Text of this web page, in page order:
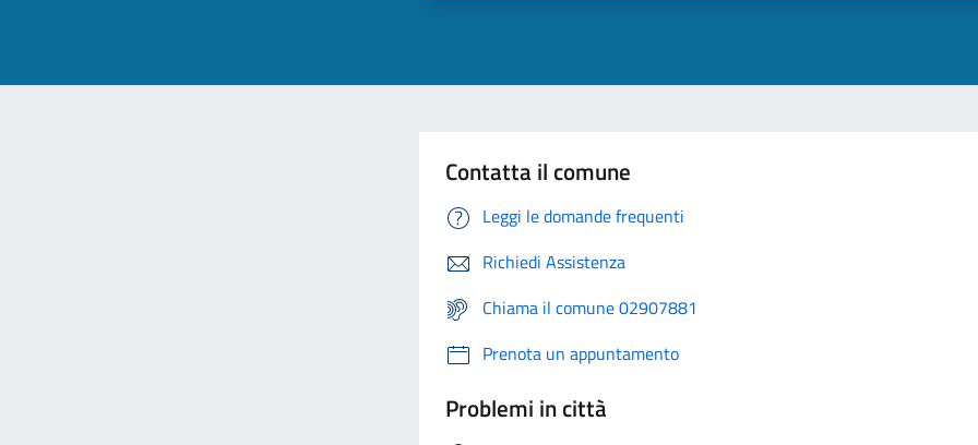
Contatta il comune
Leggi le domande frequenti
Richiedi Assistenza
Chiama il comune 02907881
Prenota un appuntamento
Problemi in città